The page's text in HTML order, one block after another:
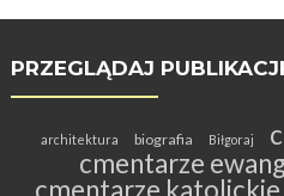
PRZEGLĄDAJ
architektura biografia Biłgoraj
cmentarze
cmentarze katolickie